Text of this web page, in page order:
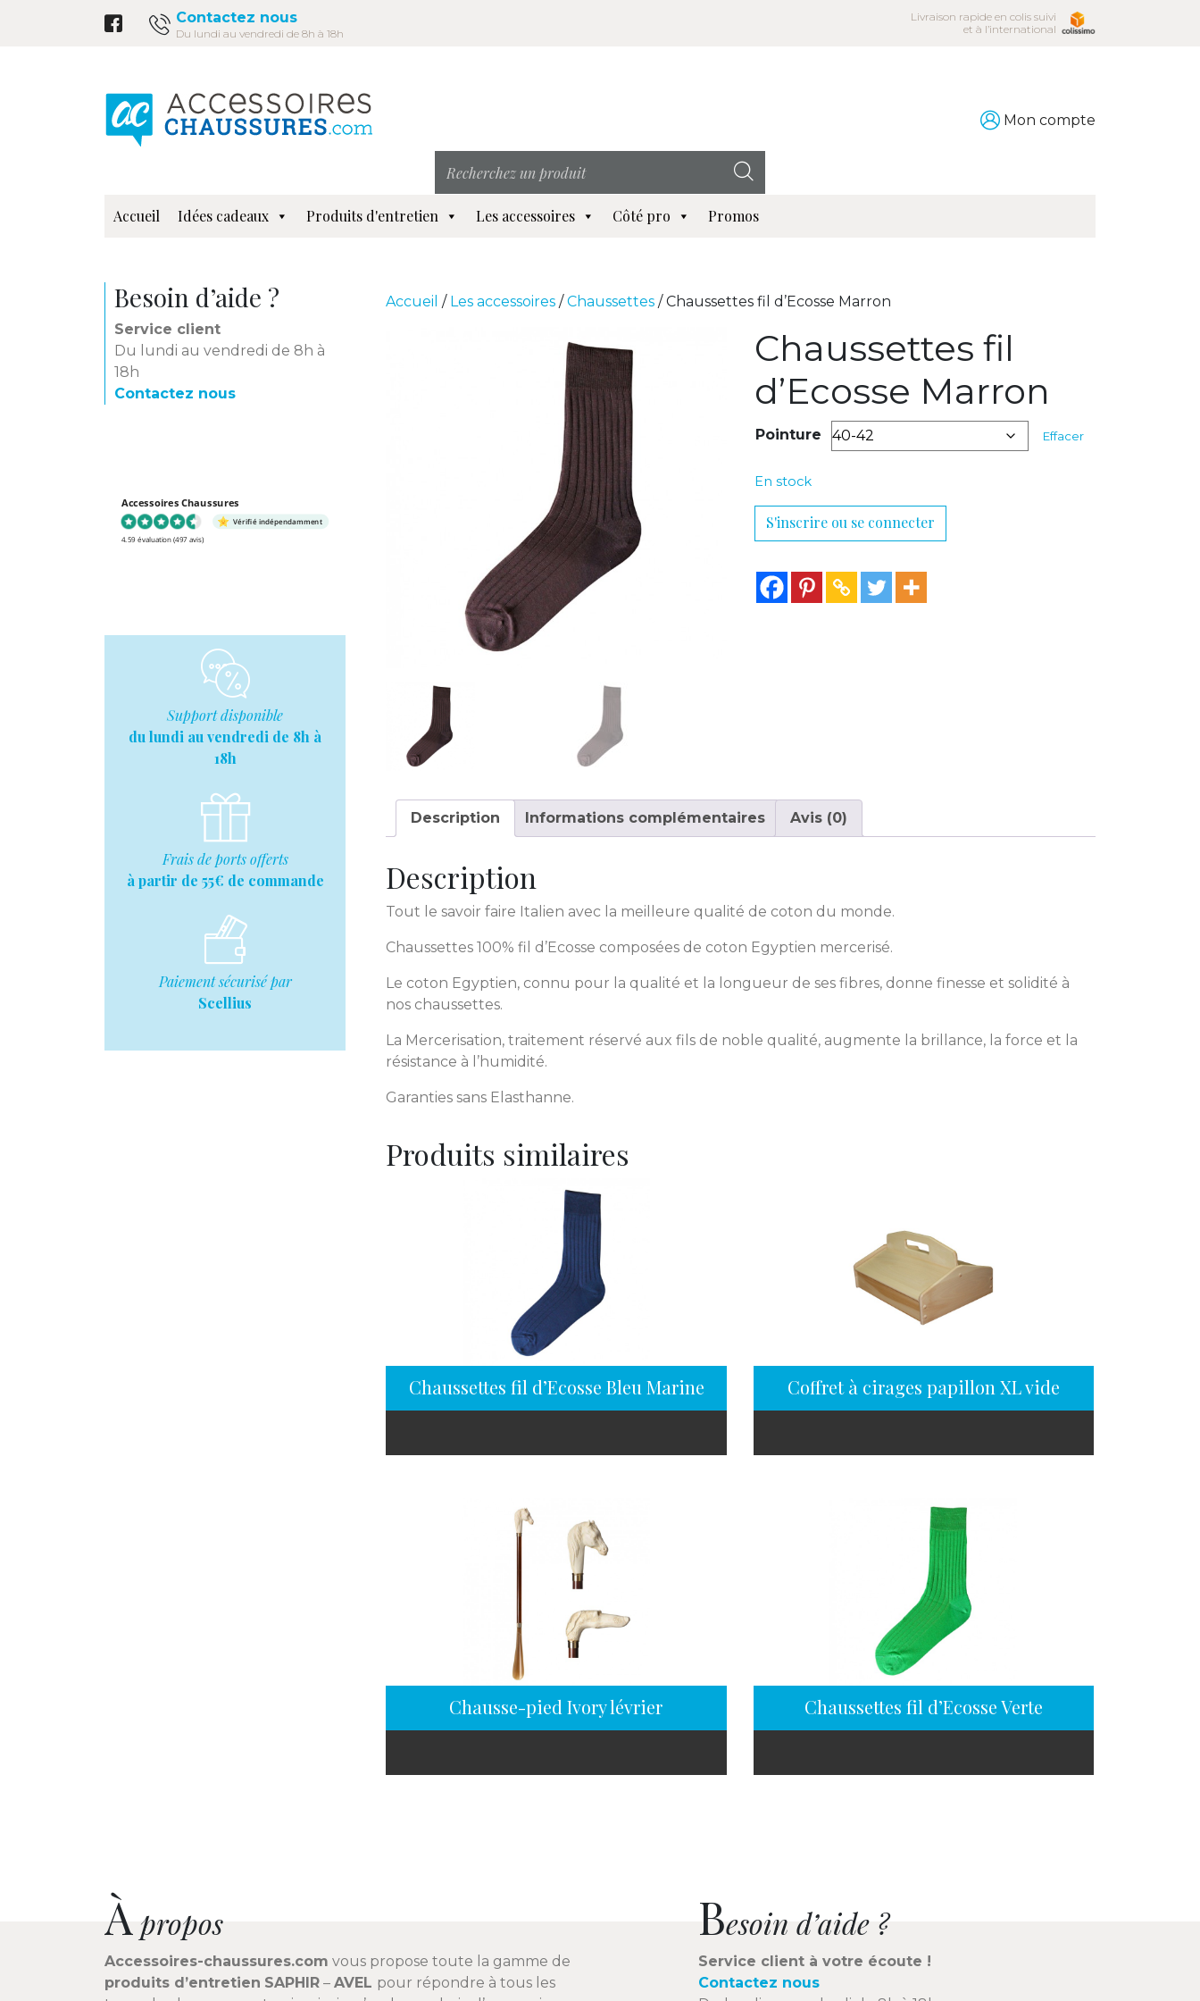
Contactez nous
Du lundi au vendredi de 8h à 18h
Livraison rapide en colis suivi
et à l’international
Mon compte
Accueil Idées cadeaux Produits d'entretien Les accessoires Côté pro Promos
Besoin d’aide ?
Service client
Du lundi au vendredi de 8h à
18h
Contactez nous
Accessoires Chaussures
Vérifié indépendamment
4.59 évaluation (497 avis)
Support disponible
du lundi au vendredi de 8h à
18h
Frais de ports offerts
à partir de 55€ de commande
Paiement sécurisé par
Scellius
Accueil / Les accessoires /Chaussettes / Chaussettes fil d’Ecosse Marron
Chaussettes fil
d’Ecosse Marron
Pointure Effacer
En stock
S'inscrire ou se connecter
Description Informations complémentaires Avis (0)
Description
Tout le savoir faire Italien avec la meilleure qualité de coton du monde.
Chaussettes 100% fil d’Ecosse composées de coton Egyptien mercerisé.
Le coton Egyptien, connu pour la qualité et la longueur de ses fibres, donne finesse et solidité à
nos chaussettes.
La Mercerisation, traitement réservé aux fils de noble qualité, augmente la brillance, la force et la
résistance à l’humidité.
Garanties sans Elasthanne.
Produits similaires
Chaussettes fil d’Ecosse Bleu Marine Coffret à cirages papillon XL vide
Chausse-pied Ivory lévrier Chaussettes fil d’Ecosse Verte
Àpropos
Accessoires-chaussures.com vous propose toute la gamme de
produits d’entretien SAPHIR – AVEL pour répondre à tous les
Besoin d’aide ?
Service client à votre écoute !
Contactez nous